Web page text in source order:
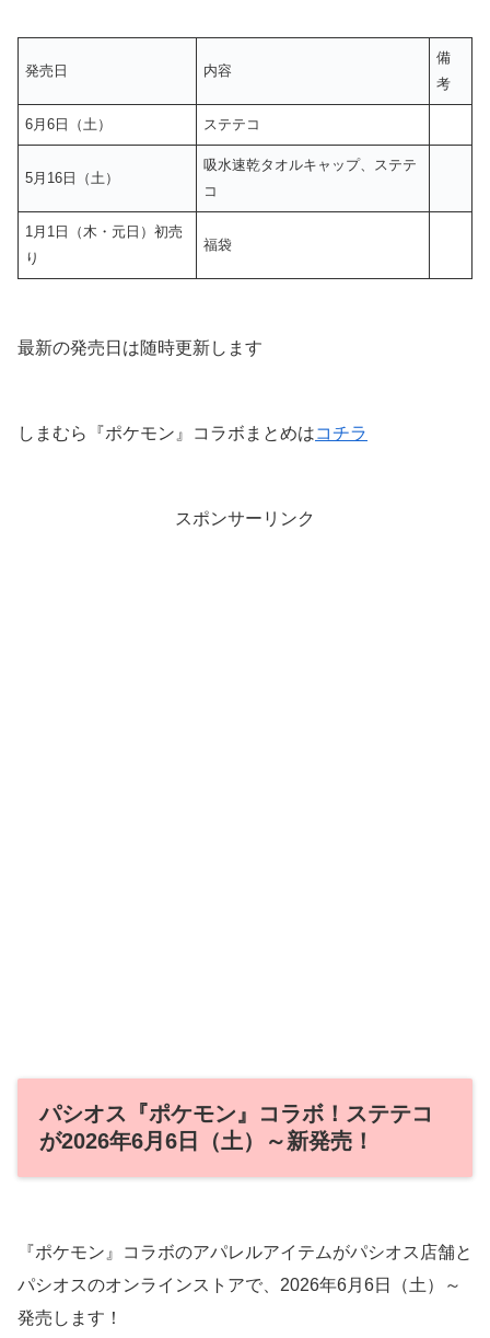
発売日 内容
備
考
6月6日（土） ステテコ
5月16日（土）
吸水速乾タオルキャップ、ステテ
コ
1月1日（木・元日）初売
り
福袋
最新の発売日は随時更新します
しまむら『ポケモン』コラボまとめはコチラ
スポンサーリンク
パシオス『ポケモン』コラボ！ステテコ
が2026年6月6日（土）～新発売！
『ポケモン』コラボのアパレルアイテムがパシオス店舗と
パシオスのオンラインストアで、2026年6月6日（土）～
発売します！